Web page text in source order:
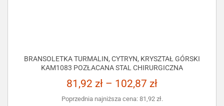
BRANSOLETKA TURMALIN, CYTRYN, KRYSZTAŁ GÓRSKI
KAM1083 POZŁACANA STAL CHIRURGICZNA
81,92 zł – 102,87 zł
Poprzednia najniższa cena: 81,92 zł.